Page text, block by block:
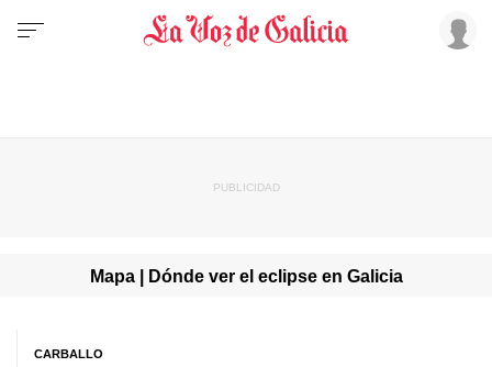
Mapa | Dónde ver el eclipse en Galicia
CARBALLO